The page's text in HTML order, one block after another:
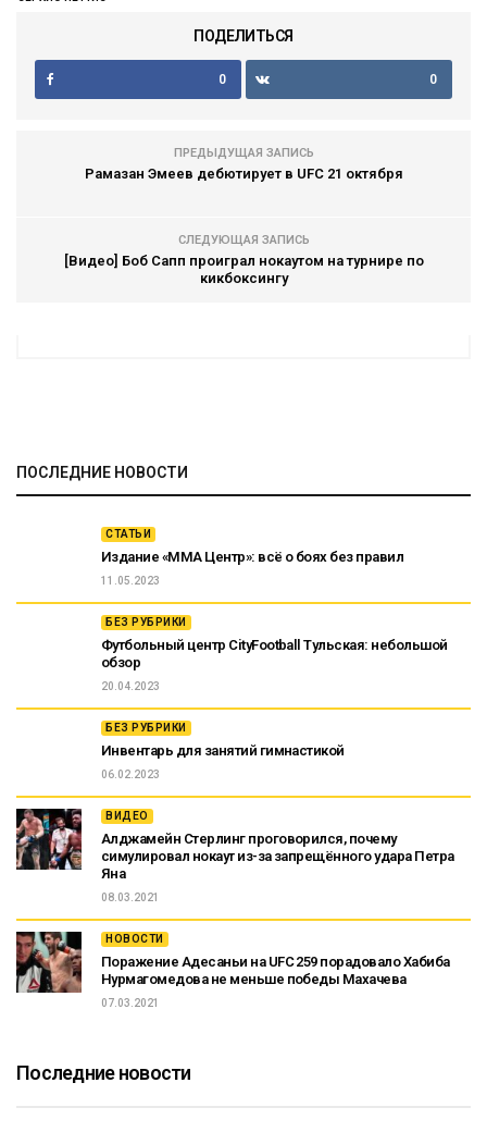
ПОДЕЛИТЬСЯ
0 0
ПРЕДЫДУЩАЯ ЗАПИСЬ
Рамазан Эмеев дебютирует в UFC 21 октября
СЛЕДУЮЩАЯ ЗАПИСЬ
[Видео] Боб Сапп проиграл нокаутом на турнире по
кикбоксингу
ПОСЛЕДНИЕ НОВОСТИ
СТАТЬИ
Издание «ММА Центр»: всё о боях без правил
11.05.2023
БЕЗ РУБРИКИ
Футбольный центр CityFootball Тульская: небольшой
обзор
20.04.2023
БЕЗ РУБРИКИ
Инвентарь для занятий гимнастикой
06.02.2023
ВИДЕО
Алджамейн Стерлинг проговорился, почему
симулировал нокаут из-за запрещённого удара Петра
Яна
08.03.2021
НОВОСТИ
Поражение Адесаньи на UFC 259 порадовало Хабиба
Нурмагомедова не меньше победы Махачева
07.03.2021
Последние новости